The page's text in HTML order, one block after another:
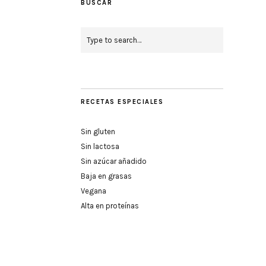
BUSCAR
RECETAS ESPECIALES
Sin gluten
Sin lactosa
Sin azúcar añadido
Baja en grasas
Vegana
Alta en proteínas